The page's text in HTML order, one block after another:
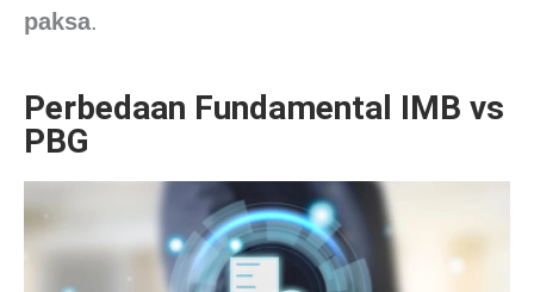
paksa.
Perbedaan Fundamental IMB vs
PBG